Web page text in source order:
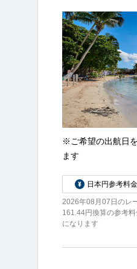
※ご希望の出航日
ます
日本円参考料金
2026年08月07日のレ
161.44円換算の参考料
になります